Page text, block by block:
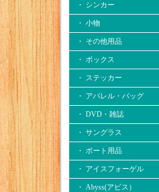
・ シンカー
・ 小物
・ その他用品
・ ボックス
・ ステッカー
・ アパレル・バッグ
・ DVD・雑誌
・ サングラス
・ ボート用品
・ アイスフォーゲル
・ Abyss(アビス）